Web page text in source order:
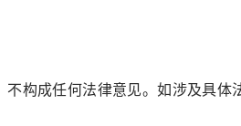
构成任何法律意见。如涉及具体